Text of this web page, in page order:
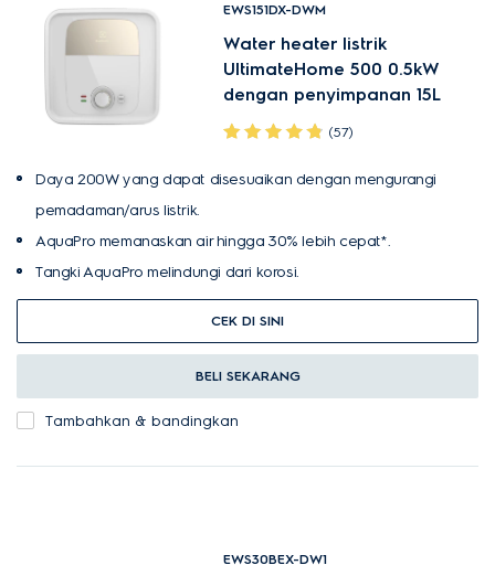
EWS151DX-DWM
Water heater listrik
UltimateHome 500 0.5kW
dengan penyimpanan 15L
(57)
Daya 200W yang dapat disesuaikan dengan mengurangi
pemadaman/arus listrik.
AquaPro memanaskan air hingga 30% lebih cepat*.
Tangki AquaPro melindungi dari korosi.
CEK DI SINI
BELI SEKARANG
Tambahkan & bandingkan
EWS30BEX-DW1